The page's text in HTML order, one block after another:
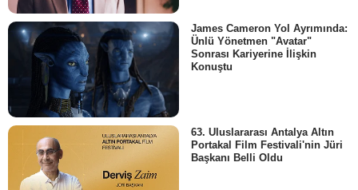
James Cameron Yol Ayrımında:
Ünlü Yönetmen "Avatar"
Sonrası Kariyerine İlişkin
Konuştu
63. Uluslararası Antalya Altın
Portakal Film Festivali'nin Jüri
Başkanı Belli Oldu